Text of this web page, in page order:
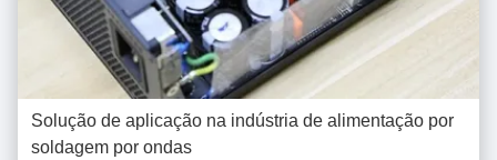
Solução de aplicação na indústria de alimentação por
soldagem por ondas